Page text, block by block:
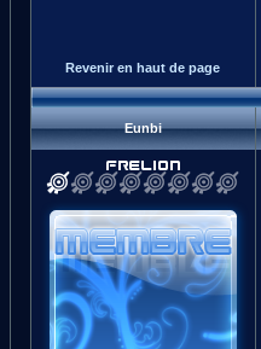
Revenir en haut de page
Eunbi